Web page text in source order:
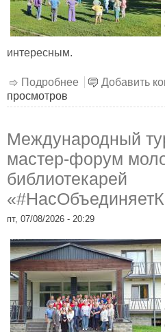
интересным.
Подробнее о Второй день
библиотекарей
Добавить
просмотров
Международный
мастер-форум
библиотекарей
пт, 07/08/2026 - 20:29